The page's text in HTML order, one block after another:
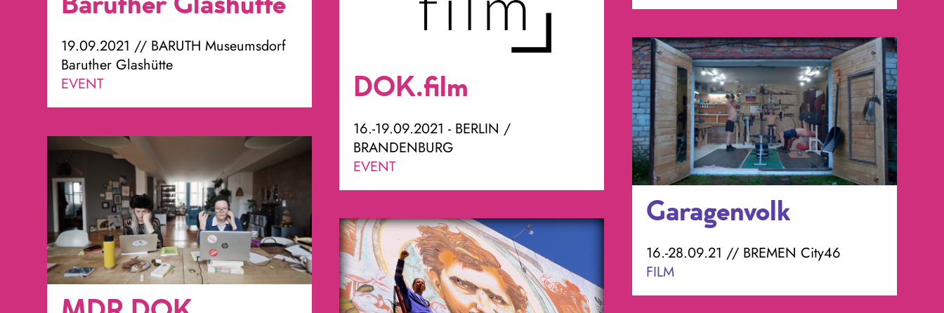
Baruther Glashütte
19.09.2021 // BARUTH Museumsdorf
Baruther Glashütte
EVENT
DOK.film
16.-19.09.2021 - BERLIN /
BRANDENBURG
EVENT
Garagenvolk
16.-28.09.21 // BREMEN City46
FILM